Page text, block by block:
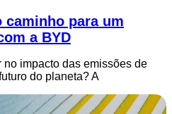
caminho para um
a BYD
impacto das emissões de
do planeta? A